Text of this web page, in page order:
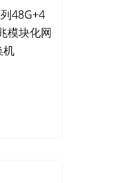
48G+4
模块化网
机